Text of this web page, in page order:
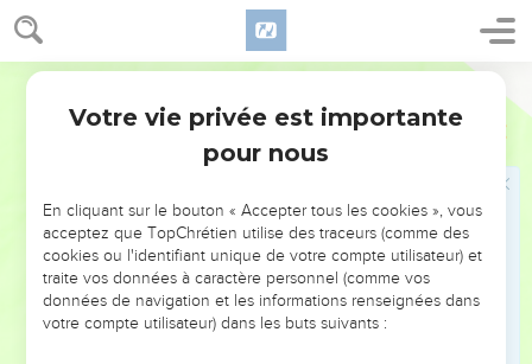
Genèse 35
27 27 à 29 Arrivée de Jacob à Hébron. Mort d'Isaac.
Mamré, la ville d'Arba, Hébron.Voir13.18, note. Isaac était
donc revenu plus au Nord, depuis que Jacob l'avait quitté à
Béerséba.
auprès de son père peut avoir eu lieu longtemps avant la
mort de ce dernier.
Cent quatre-vingts ans. Ce chiffre nous montre que, selon
son procédé constant, l'auteur mentionne ici la mort du
Votre vie privée est importante
pour nous
En cliquant sur le bouton « Accepter tous les cookies », vous
acceptez que TopChrétien utilise des traceurs (comme des
cookies ou l'identifiant unique de votre compte utilisateur) et
traite vos données à caractère personnel (comme vos
données de navigation et les informations renseignées dans
votre compte utilisateur) dans les buts suivants :